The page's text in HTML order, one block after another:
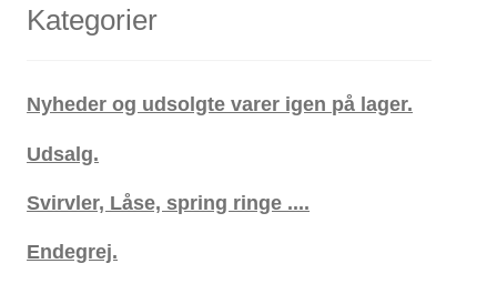
Kategorier
Nyheder og udsolgte varer igen på lager.
Udsalg.
Svirvler, Låse, spring ringe ....
Endegrej.